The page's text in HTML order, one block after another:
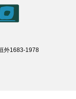
外1683-1978